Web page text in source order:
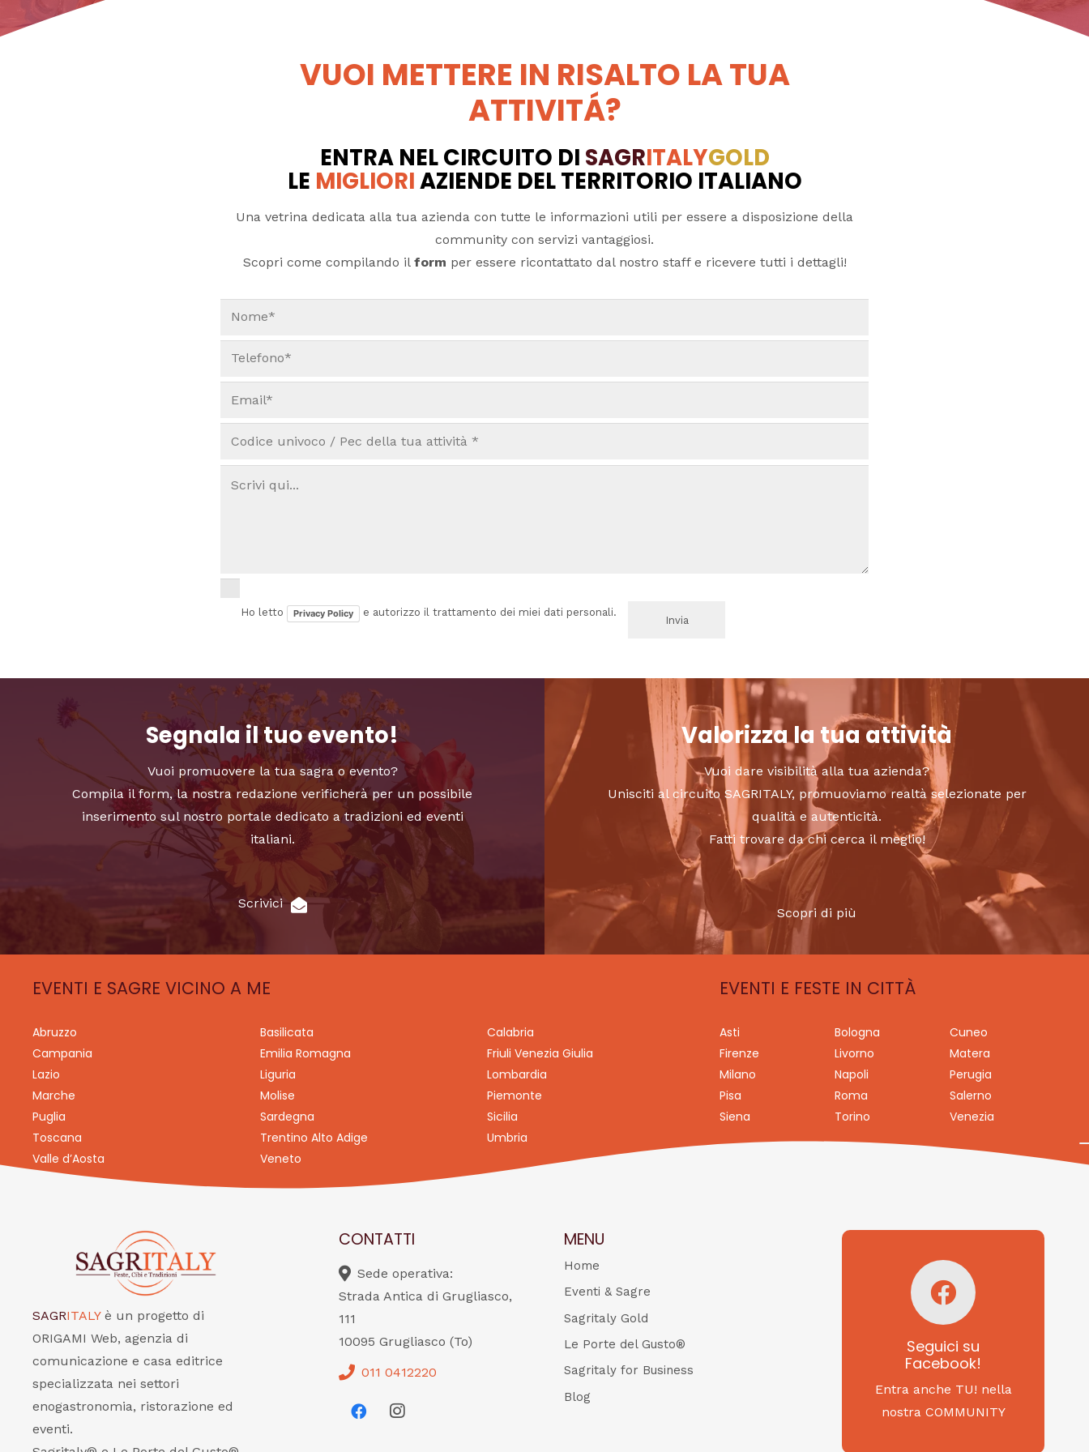
VUOI METTERE IN RISALTO LA TUA
ATTIVITÁ?
ENTRA NEL CIRCUITO DI SAGRITALYGOLD
LE MIGLIORIAZIENDE DEL TERRITORIO ITALIANO
Una vetrina dedicata alla tua azienda con tutte le informazioni utili per essere a disposizione della
community con servizi vantaggiosi.
Scopri come compilando il form per essere ricontattato dal nostro staff e ricevere tutti i dettagli!
Ho letto Privacy Policy e autorizzo il trattamento dei miei dati personali.
Segnala il tuo evento!
Vuoi promuovere la tua sagra o evento?
Compila il form, la nostra redazione verificherà per un possibile
inserimento sul nostro portale dedicato a tradizioni ed eventi
italiani.
Scrivici
Valorizza la tua attività
Vuoi dare visibilità alla tua azienda?
Unisciti al circuito SAGRITALY, promuoviamo realtà selezionate per
qualità e autenticità.
Fatti trovare da chi cerca il meglio!
Scopri di più
EVENTI E SAGRE VICINO A ME
Abruzzo Basilicata
Calabria
Campania
Emilia Romagna
Friuli Venezia Giulia
Lazio
Liguria
Lombardia
Marche
Molise
Piemonte
Puglia
Sardegna
Sicilia
Toscana
Trentino Alto Adige
Umbria
Valle d’Aosta
Veneto
EVENTI E FESTE IN CITTÀ
Asti Bologna
Cuneo
Firenze
Livorno
Matera
Milano
Napoli
Perugia
Pisa
Roma
Salerno
Siena
Torino Venezia
SAGRITALY è un progetto di
ORIGAMI Web, agenzia di
comunicazione e casa editrice
specializzata nei settori
enogastronomia, ristorazione ed
eventi.
CONTATTI
Sede operativa:
Strada Antica di Grugliasco,
111
10095 Grugliasco (To)
011 0412220
MENU
Home
Eventi & Sagre
Sagritaly Gold
Le Porte del Gusto®
Sagritaly for Business
Blog
Seguici su
Facebook!
Entra anche TU! nella
nostra COMMUNITY
Seguici su
Facebook!
SAGRITALY
Feste, cibi e tradizioni
da Nord a Sud...